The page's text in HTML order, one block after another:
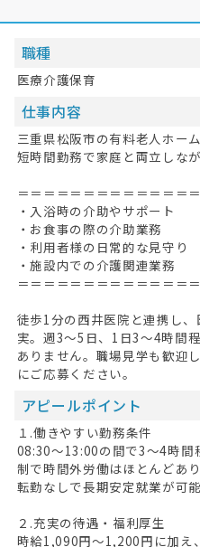
職種
医療介護保育
仕事内容
三重県松阪市の有料老人ホー
短時間勤務で家庭と両立しな
＝＝＝＝＝＝＝＝＝＝＝＝＝
・入浴時の介助やサポート
・お食事の際の介助業務
・利用者様の日常的な見守り
・施設内での介護関連業務
＝＝＝＝＝＝＝＝＝＝＝＝＝
徒歩1分の西井医院と連携し
実。週3～5日、1日3～4時間
ありません。職場見学も歓迎
にご応募ください。
アピールポイント
１.働きやすい勤務条件
08:30～13:00の間で3～4時間
制で時間外労働はほとんどあ
転勤なしで長期安定就業が可能
２.充実の待遇・福利厚生
時給1,090円～1,200円に加え